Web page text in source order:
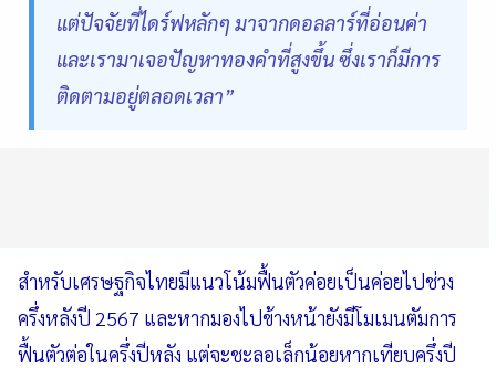
แต่ปัจจัยที่ไดร์ฟหลักๆ มาจากดอลลาร์ที่อ่อนค่า
และเรามาเจอปัญหาทองคำที่สูงขึ้น ซึ่งเราก็มีการ
ติดตามอยู่ตลอดเวลา”
สำหรับเศรษฐกิจไทยมีแนวโน้มฟื้นตัวค่อยเป็นค่อยไปช่วง
ครึ่งหลังปี 2567 และหากมองไปข้างหน้ายังมีโมเมนตัมการ
ฟื้นตัวต่อในครึ่งปีหลัง แต่จะชะลอเล็กน้อยหากเทียบครึ่งปี